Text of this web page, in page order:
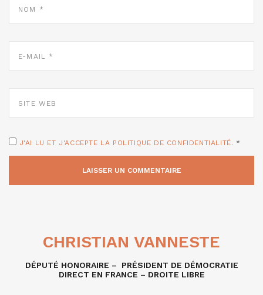
MAIL
WEB
J'AI LU ET J'ACCEPTE LA POLITIQUE DE CONFIDENTIALITÉ. *
CHRISTIAN VANNESTE
DÉPUTÉ HONORAIRE – PRÉSIDENT DE DÉMOCRATIE
DIRECT EN FRANCE – DROITE LIBRE